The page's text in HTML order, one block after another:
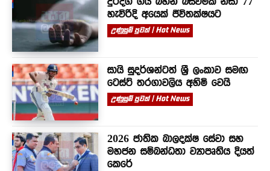
හැවිරිදි අයෙක් ජීවිතක්ෂයට
උණුසුම් පුවත් | Hot News
සායි සුදර්ශන්ටත් ශ්‍රී ලංකාව සමඟ
ටෙස්ට් තරගාවලිය අහිමි වෙයි
උණුසුම් පුවත් | Hot News
2026 ජාතික බාලදක්ෂ සේවා සහ
මහජන සම්බන්ධතා ව්‍යාපෘතිය දියත්
කෙරේ